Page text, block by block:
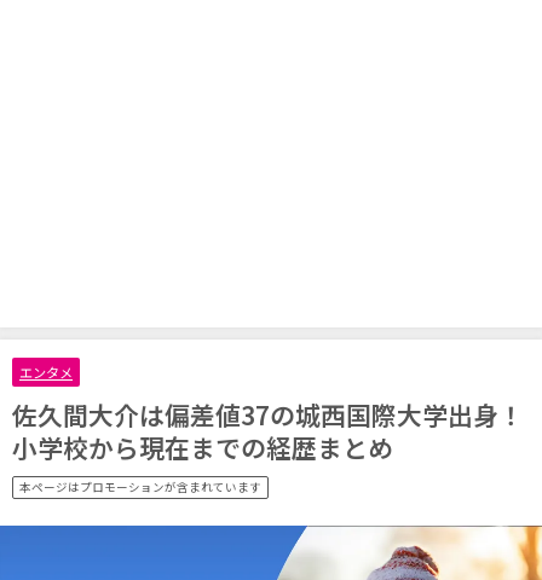
エンタメ
佐久間大介は偏差値37の城西国際大学出身！
小学校から現在までの経歴まとめ
本ページはプロモーションが含まれています